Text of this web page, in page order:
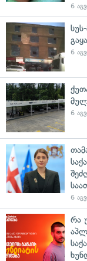
6
6
6
6
რა